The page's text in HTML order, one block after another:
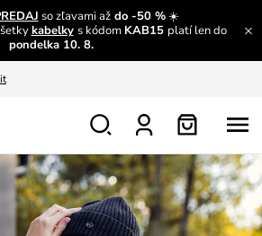
so zľavami aždo -50 %☀️
kabelky s kódom KAB15 platí len do
pondelka 10. 8.
viac
Zobraziť